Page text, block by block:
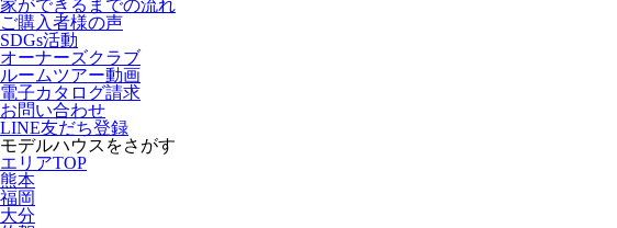
家ができるまでの流れ
ご購入者様の声
SDGs活動
オーナーズクラブ
ルームツアー動画
電子カタログ請求
お問い合わせ
LINE友だち登録
モデルハウスをさがす
エリアTOP
熊本
福岡
大分